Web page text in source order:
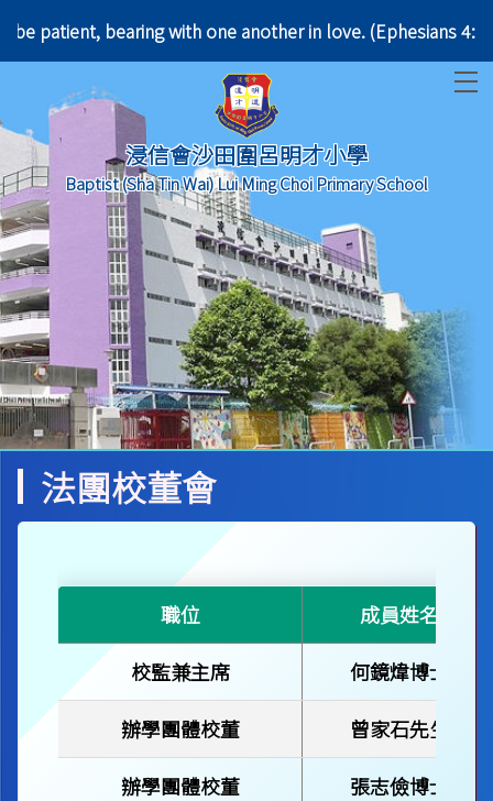
patient, bearing with one another in love. (Ephesians 4:2)
浸信會沙田圍呂明才小學
Baptist (Sha Tin Wai) Lui Ming Choi Primary School
法團校董會
職位
成員姓名
校監兼主席
何鏡煒博士
辦學團體校董
曾家石先生
辦學團體校董
張志儉博士